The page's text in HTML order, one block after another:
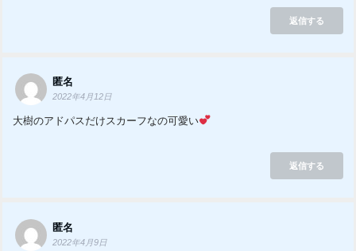
返信する
匿名
2022年4月12日
大樹のアドパスだけスカーフなの可愛い
返信する
匿名
2022年4月9日